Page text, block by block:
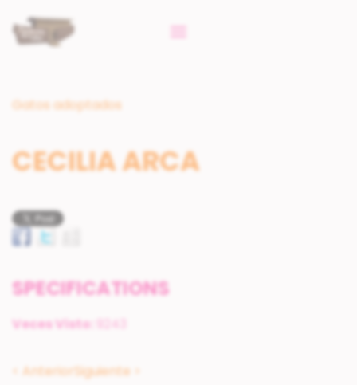
Gatos adoptados
CECILIA ARCA
SPECIFICATIONS
Veces Visto: 9243
< AnteriorSiguiente >